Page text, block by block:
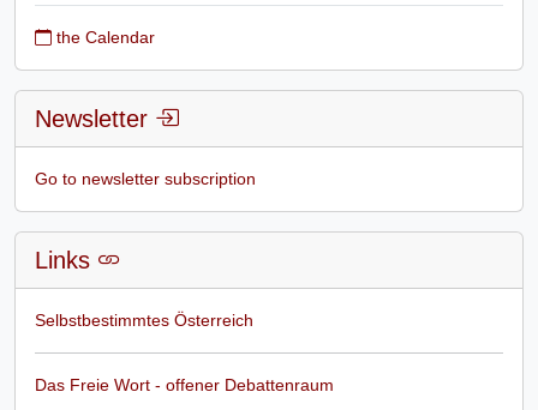
the Calendar
Newsletter
Go to newsletter subscription
Links
Selbstbestimmtes Österreich
Das Freie Wort - offener Debattenraum